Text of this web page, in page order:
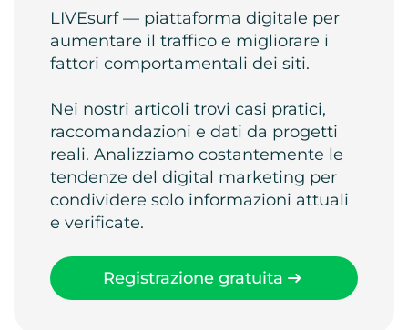
LIVEsurf — piattaforma digitale per
aumentare il traffico e migliorare i
fattori comportamentali dei siti.
Nei nostri articoli trovi casi pratici,
raccomandazioni e dati da progetti
reali. Analizziamo costantemente le
tendenze del digital marketing per
condividere solo informazioni attuali
e verificate.
Registrazione gratuita